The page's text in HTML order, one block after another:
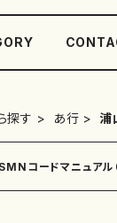
探す あ行 浦
ISMNコードマニ